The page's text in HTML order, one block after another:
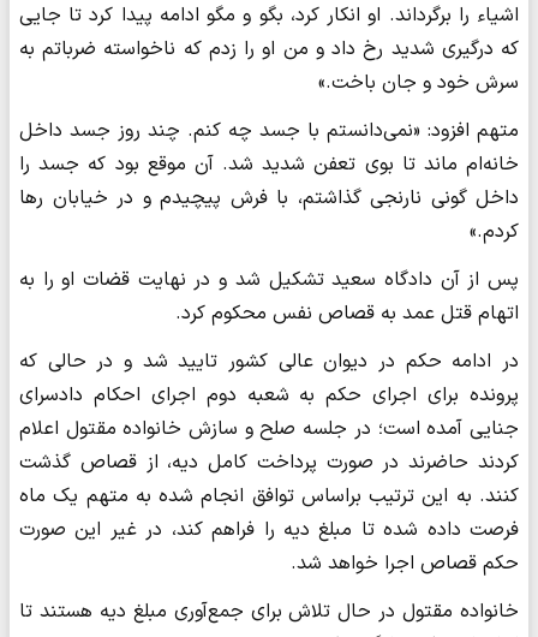
اشیاء را برگرداند. او انکار کرد، بگو و مگو ادامه پیدا کرد تا جایی
که درگیری شدید رخ داد و من او را زدم که ناخواسته ضرباتم به
سرش خود و جان باخت.»
متهم افزود: «نمی‌دانستم با جسد چه کنم. چند روز جسد داخل
خانه‌ام ماند تا بوی تعفن شدید شد. آن موقع بود که جسد را
داخل گونی نارنجی گذاشتم، با فرش پیچیدم و در خیابان رها
کردم.»
پس از آن دادگاه سعید تشکیل شد و در نهایت قضات او را به
اتهام قتل عمد به قصاص نفس محکوم کرد.
در ادامه حکم در دیوان عالی کشور تایید شد و در حالی که
پرونده برای اجرای حکم به شعبه دوم اجرای احکام دادسرای
جنایی آمده است؛ در جلسه صلح و سازش خانواده مقتول اعلام
کردند حاضرند در صورت پرداخت کامل دیه، از قصاص گذشت
کنند. به این ترتیب براساس توافق انجام شده به متهم یک ماه
فرصت داده شده تا مبلغ دیه را فراهم کند، در غیر این صورت
حکم قصاص اجرا خواهد شد.
خانواده مقتول در حال تلاش برای جمع‌آوری مبلغ دیه هستند تا